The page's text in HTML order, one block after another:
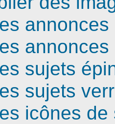
annonces
sujets
sujets
icônes de